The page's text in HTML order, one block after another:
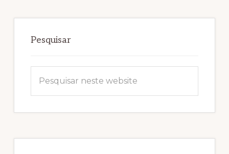
primária
Pesquisar
neste